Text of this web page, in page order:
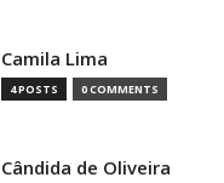
Camila Lima
4 POSTS 0 COMMENTS
Cândida de Oliveira